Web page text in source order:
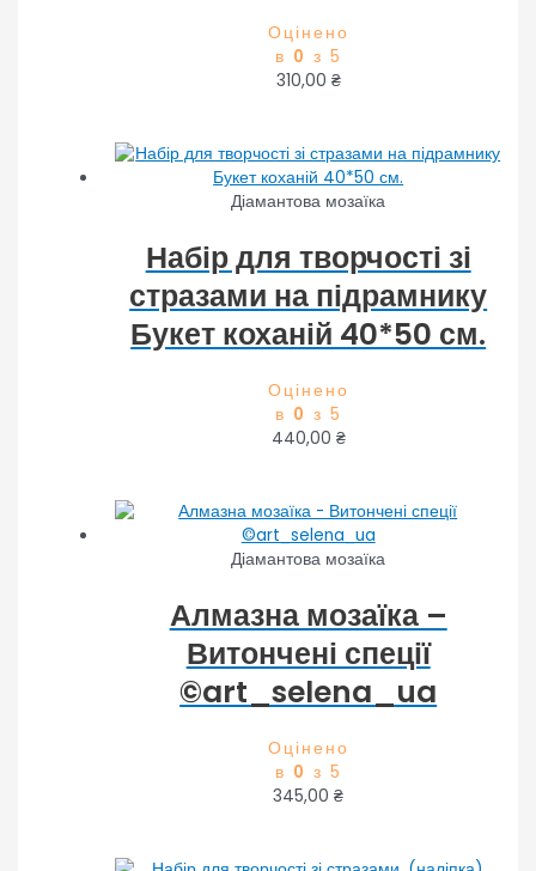
Оцінено
в 0 з 5
310,00 ₴
Діамантова мозаїка
Набір для творчості зі
стразами на підрамнику
Букет коханій 40*50 см.
Оцінено
в 0 з 5
440,00 ₴
Діамантова мозаїка
Алмазна мозаїка –
Витончені спеції
©art_selena_ua
Оцінено
в 0 з 5
345,00₴